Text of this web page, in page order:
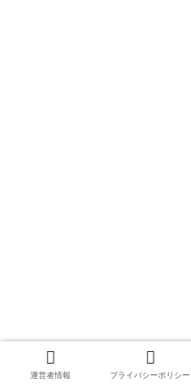
運営者情報 プライバシーポリシー